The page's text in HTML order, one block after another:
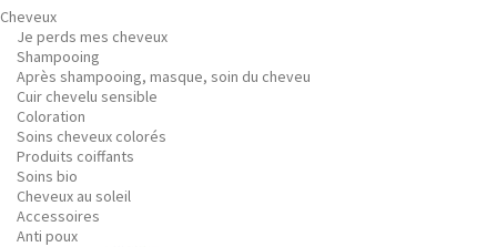
Cheveux
Je perds mes cheveux
Shampooing
Après shampooing, masque, soin du cheveu
Cuir chevelu sensible
Coloration
Soins cheveux colorés
Produits coiffants
Soins bio
Cheveux au soleil
Accessoires
Anti poux